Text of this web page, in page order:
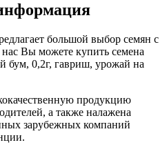
большой выбор семян с
Вы можете купить семена
бум, 0,2г, гавриш, урожай на
продукцию
а также налажена
зарубежных компаний